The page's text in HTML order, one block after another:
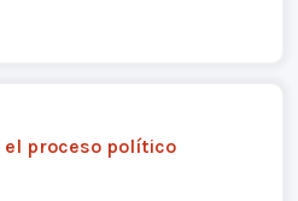
el proceso político